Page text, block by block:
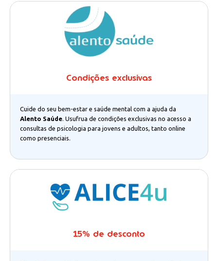
Condições exclusivas
Cuide do seu bem-estar e saúde mental com a ajuda da
Alento Saúde. Usufrua de condições exclusivas no acesso a
consultas de psicologia para jovens e adultos, tanto online
como presenciais.
15% de desconto